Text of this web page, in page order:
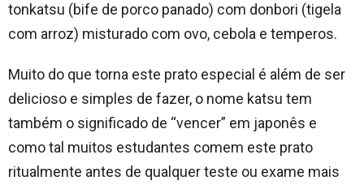
tonkatsu (bife de porco panado) com donbori (tigela
com arroz) misturado com ovo, cebola e temperos.
Muito do que torna este prato especial é além de ser
delicioso e simples de fazer, o nome katsu tem
também o significado de “vencer” em japonês e
como tal muitos estudantes comem este prato
ritualmente antes de qualquer teste ou exame mais